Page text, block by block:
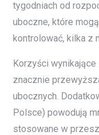
tygodniach od
uboczne, które
kontrolować, kilka z
Korzyści
znacznie
ubocznych.
Polsce) powodują
stosowane w